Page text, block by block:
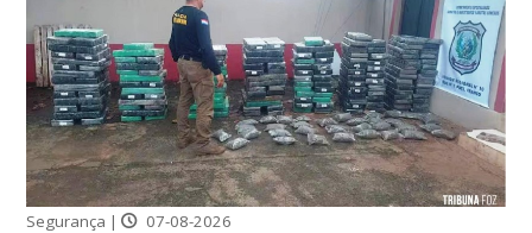
Segurança | 07-08-2026